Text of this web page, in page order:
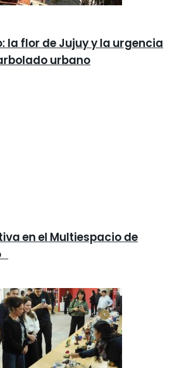
la flor de Jujuy y la urgencia
urbano
en el Multiespacio de